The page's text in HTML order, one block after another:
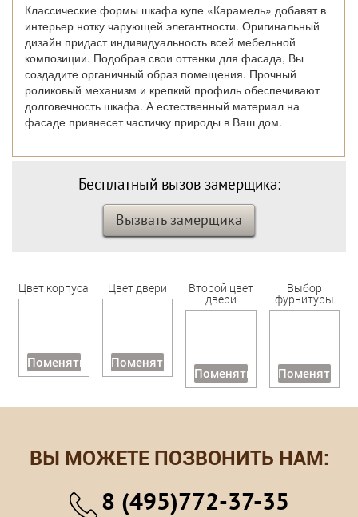
Классические формы шкафа купе «Карамель» добавят в
интерьер нотку чарующей элегантности. Оригинальный
дизайн придаст индивидуальность всей мебельной
композиции. Подобрав свои оттенки для фасада, Вы
создадите органичный образ помещения. Прочный
роликовый механизм и крепкий профиль обеспечивают
долговечность шкафа. А естественный материал на
фасаде привнесет частичку природы в Ваш дом.
Бесплатный вызов замерщика:
Вызвать замерщика
Цвет корпуса
Поменять
Цвет двери
Поменять
Второй цвет
двери
Поменять
Выбор
фурнитуры
Поменять
ВЫ МОЖЕТЕ ПОЗВОНИТЬ НАМ:
8 (495)772-37-35